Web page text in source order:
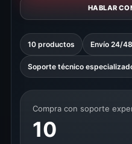
HABLAR
10 productos Envío 24/
Soporte técnico
Compra con soporte
10